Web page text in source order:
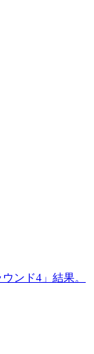
ンド4」結果。